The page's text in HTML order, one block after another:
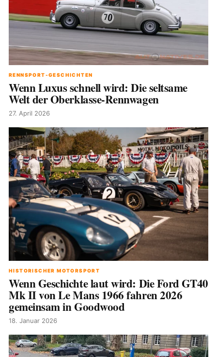
RENNSPORT-GESCHICHTEN
Wenn Luxus schnell wird: Die seltsame
Welt der Oberklasse-Rennwagen
27. April 2026
HISTORISCHER MOTORSPORT
Wenn Geschichte laut wird: Die Ford GT40
Mk II von Le Mans 1966 fahren 2026
gemeinsam in Goodwood
18. Januar 2026